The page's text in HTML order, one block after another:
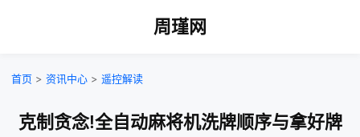
周瑾网
首页 > 资讯中心 > 遥控解读
克制贪念!全自动麻将机洗牌顺序与拿好牌